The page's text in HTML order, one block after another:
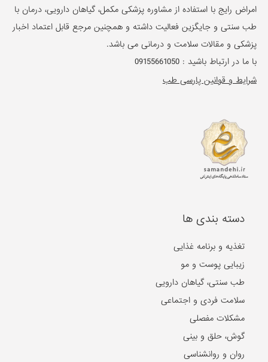
امراض رایج با استفاده از مشاوره پزشکی مکمل، گیاهان دارویی، درمان با
طب سنتی و جایگزین فعالیت داشته و همچنین مرجع قابل اعتماد اخبار
پزشکی و مقالات سلامت و درمانی می باشد.
با ما در ارتباط باشید :09155661050
شرایط و قوانین پارسی طب
دسته بندی ها
تغذیه و برنامه غذایی
زیبایی پوست و مو
طب سنتی، گیاهان دارویی
سلامت فردی و اجتماعی
مشکلات مفصلی
گوش، حلق و بینی
روان و روانشناسی